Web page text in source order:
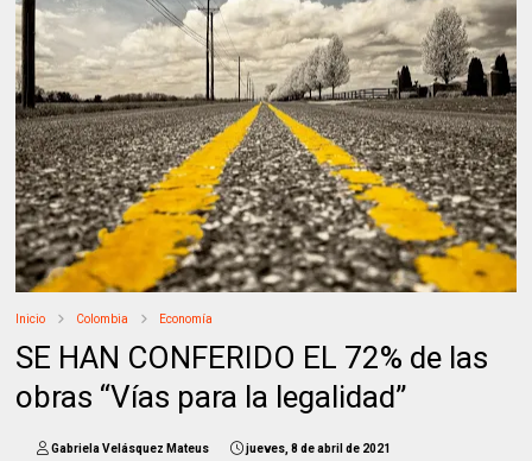
Inicio Colombia Economía
SE HAN CONFERIDO EL 72% de las
obras “Vías para la legalidad”
Gabriela Velásquez Mateus jueves, 8 de abril de 2021